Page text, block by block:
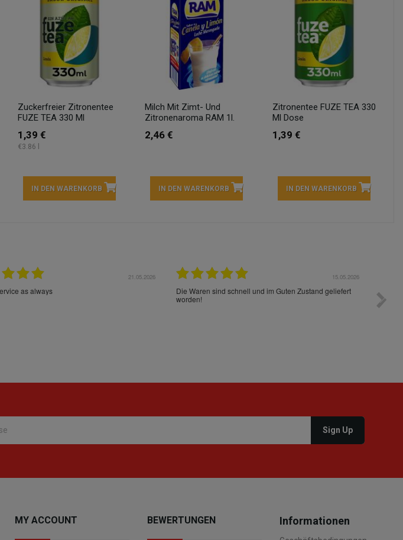
Zuckerfreier Zitronentee
FUZE TEA 330 Ml
1,39 €
€3.86 l
IN DEN WARENKORB
Milch Mit Zimt- Und
Zitronenaroma RAM 1l.
2,46 €
IN DEN WARENKORB
Zitronentee FUZE TEA 330
Ml Dose
1,39 €
IN DEN WARENKORB
21.05.2026
as always
15.05.2026
Die Waren sind schnell und im Guten Zustand geliefert
worden!
MY ACCOUNT BEWERTUNGEN Informationen